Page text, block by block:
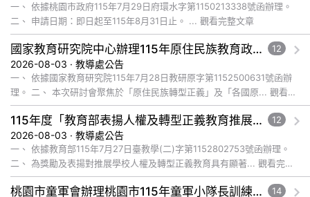
一、 依據桃園市政府115年7月29日府環水字第1150213338號函辦理。
二、 申請日期：即日起至115年8月31日止。 ... 觀看完整文章
國家教育研究院中心辦理115年原住民族教育政策研討會「原住民族教育國際趨勢與發展」 12
2026-08-03 · 教導處公告
一、 依據國家教育研究院115年7月28日教研原字第1152500631號函辦
理。 二、 本次研討會聚焦於「原住民族轉型正義」及「各國原... 觀看完
整文章
115年度「教育部表揚人權及轉型正義教育推展貢獻獎」實施計畫 12
2026-08-03 · 教導處公告
一、 依據教育部115年7月27日臺教學(二)字第1152802753號函辦理。
二、 為獎勵及表揚對推展學校人權及轉型正義教育具有顯著... 觀看完整
文章
桃園市童軍會辦理桃園市115年童軍小隊長訓練營活動 14